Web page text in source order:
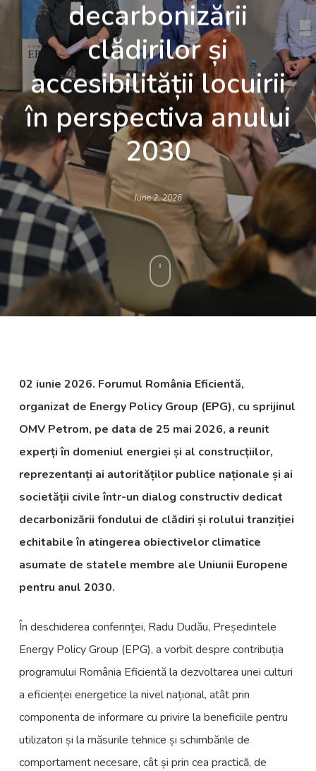
decarbonizării
clădirilor și
accesibilității locuirii
în perspectiva anului
2030
June 2, 2026
02 iunie 2026. Forumul România Eficientă,
organizat de Energy Policy Group (EPG), cu sprijinul
OMV Petrom, pe data de 25 mai 2026, a reunit
experți în domeniul energiei și al construcțiilor,
reprezentanți ai autorităților publice naționale și ai
societății civile într-un dialog constructiv dedicat
decarbonizării fondului de clădiri și rolului tranziției
echitabile în atingerea obiectivelor climatice
asumate de statele membre ale Uniunii Europene
pentru anul 2030.
În deschiderea conferinței, Radu Dudău, Președintele
Energy Policy Group (EPG), a vorbit despre contribuția
programului România Eficientă la dezvoltarea unei culturi
a eficienței energetice la nivel național, atât prin
componenta de informare cu privire la beneficiile pentru
utilizatori și la măsurile tehnice și schimbările de
comportament necesare, cât și prin cea practică, de